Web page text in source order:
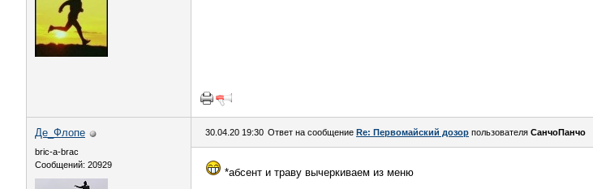
Де_Флопе
bric-a-brac
Сообщений: 20929
30.04.20 19:30 Ответ на сообщение Re: Первомайский дозор пользователя СанчоПанчо
*абсент и траву вычеркиваем из меню